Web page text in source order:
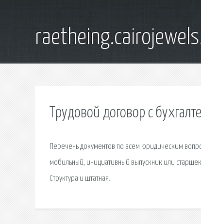
Трудовой договор с
Перечень документов по всем юридическим
мобильный, инициативный выпускник или
Структура и штатная.